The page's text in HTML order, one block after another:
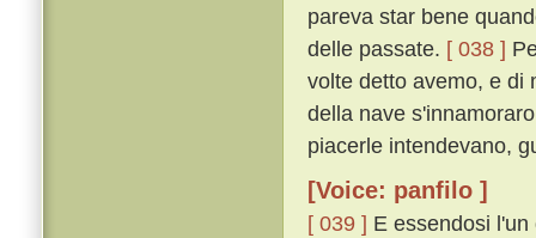
pareva star bene
delle passate. [ 038 ]
volte detto avemo, e di
della nave
piacerle intendevano,
[Voice: panfilo ]
[ 039 ] E essendosi